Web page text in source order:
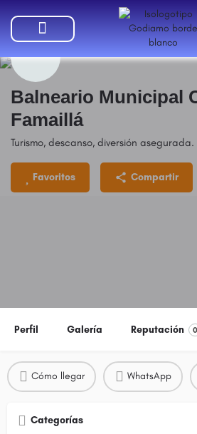
Balneario Municipal
Famaillá
Turismo, descanso, diversión asegurada.
Favoritos Compartir
Perfil Galería Reputación 0
Cómo llegar WhatsApp
Categorías